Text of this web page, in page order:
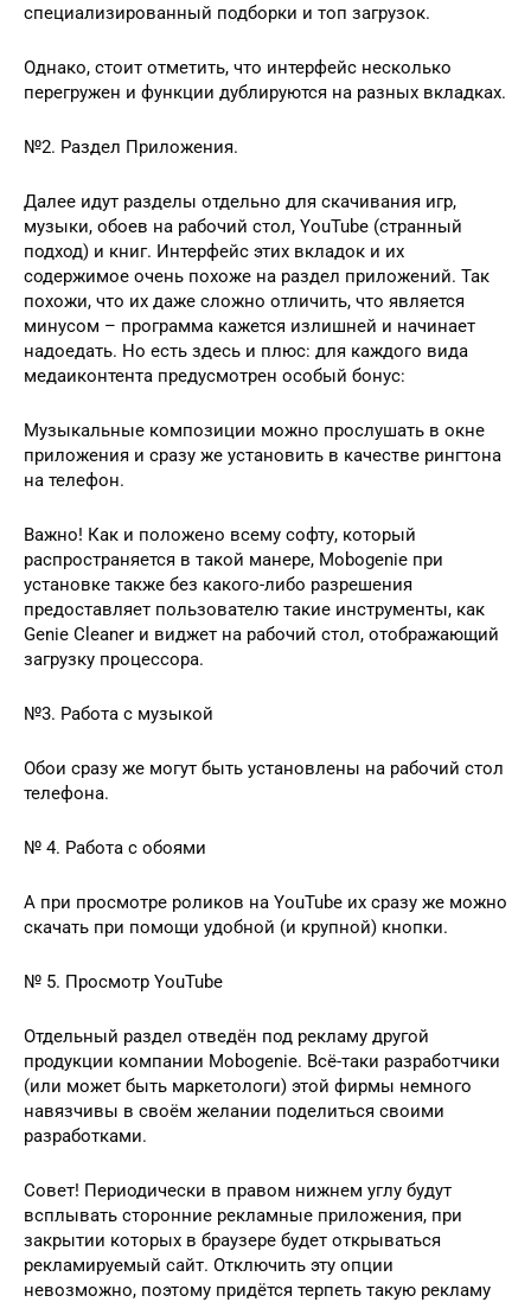
специализированный подборки и топ загрузок.
Однако, стоит отметить, что интерфейс несколько
перегружен и функции дублируются на разных вкладках.
№2. Раздел Приложения.
Далее идут разделы отдельно для скачивания игр,
музыки, обоев на рабочий стол, YouTube (странный
подход) и книг. Интерфейс этих вкладок и их
содержимое очень похоже на раздел приложений. Так
похожи, что их даже сложно отличить, что является
минусом – программа кажется излишней и начинает
надоедать. Но есть здесь и плюс: для каждого вида
медаиконтента предусмотрен особый бонус:
Музыкальные композиции можно прослушать в окне
приложения и сразу же установить в качестве рингтона
на телефон.
Важно! Как и положено всему софту, который
распространяется в такой манере, Mobogenie при
установке также без какого-либо разрешения
предоставляет пользователю такие инструменты, как
Genie Cleaner и виджет на рабочий стол, отображающий
загрузку процессора.
№3. Работа с музыкой
Обои сразу же могут быть установлены на рабочий стол
телефона.
№ 4. Работа с обоями
А при просмотре роликов на YouTube их сразу же можно
скачать при помощи удобной (и крупной) кнопки.
№ 5. Просмотр YouTube
Отдельный раздел отведён под рекламу другой
продукции компании Mobogenie. Всё-таки разработчики
(или может быть маркетологи) этой фирмы немного
навязчивы в своём желании поделиться своими
разработками.
Совет! Периодически в правом нижнем углу будут
всплывать сторонние рекламные приложения, при
закрытии которых в браузере будет открываться
рекламируемый сайт. Отключить эту опции
невозможно, поэтому придётся терпеть такую рекламу